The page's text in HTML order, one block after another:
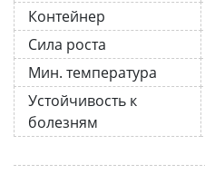
Контейнер
Сила роста
Мин. температура
Устойчивость к
болезням